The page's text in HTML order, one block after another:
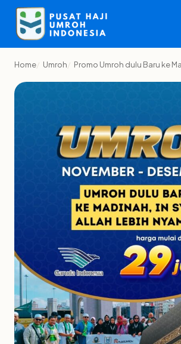
Home Umroh Promo Umroh dulu Baru ke